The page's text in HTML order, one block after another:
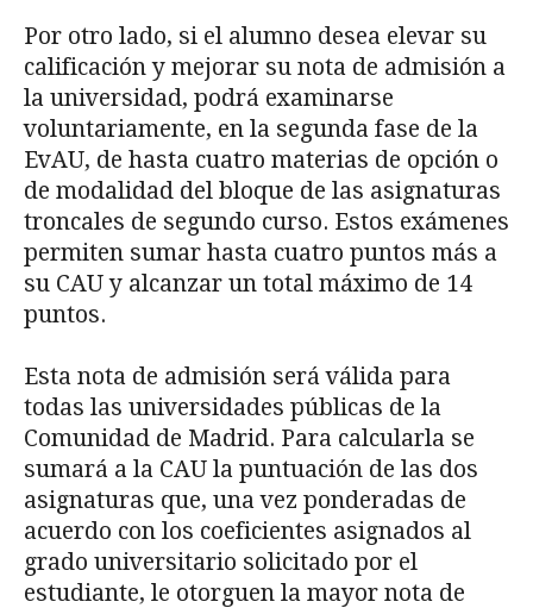
Por otro lado, si el alumno desea elevar su
calificación y mejorar su nota de admisión a
la universidad, podrá examinarse
voluntariamente, en la segunda fase de la
EvAU, de hasta cuatro materias de opción o
de modalidad del bloque de las asignaturas
troncales de segundo curso. Estos exámenes
permiten sumar hasta cuatro puntos más a
su CAU y alcanzar un total máximo de 14
puntos.
Esta nota de admisión será válida para
todas las universidades públicas de la
Comunidad de Madrid. Para calcularla se
sumará a la CAU la puntuación de las dos
asignaturas que, una vez ponderadas de
acuerdo con los coeficientes asignados al
grado universitario solicitado por el
estudiante, le otorguen la mayor nota de